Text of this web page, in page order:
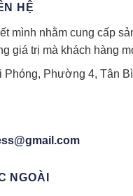
HỆ
mình nhằm cung cấp
giá trị mà khách hàng
Phóng, Phường 4, Tân
NGOÀI